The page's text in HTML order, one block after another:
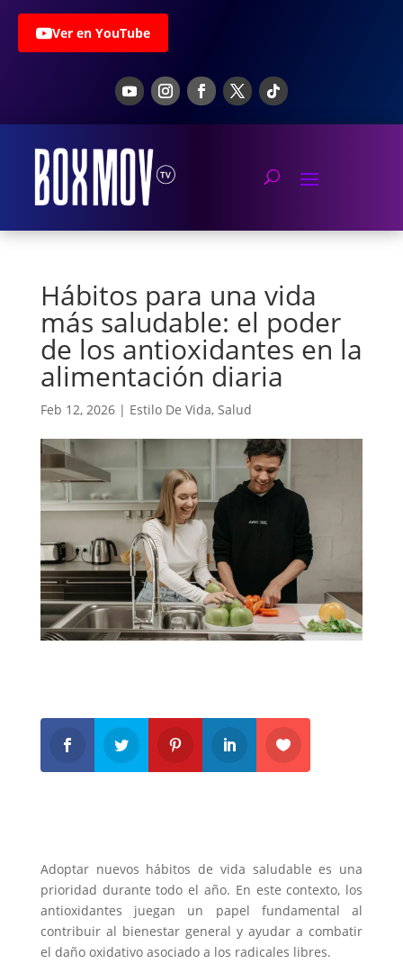
Ver en YouTube
Hábitos para una vida
más saludable: el poder
de los antioxidantes en la
alimentación diaria
Feb 12, 2026| Estilo De Vida, Salud
Adoptar nuevos hábitos de vida saludable es una
prioridad durante todo el año. En este contexto, los
antioxidantes juegan un papel fundamental al
contribuir al bienestar general y ayudar a combatir
el daño oxidativo asociado a los radicales libres.